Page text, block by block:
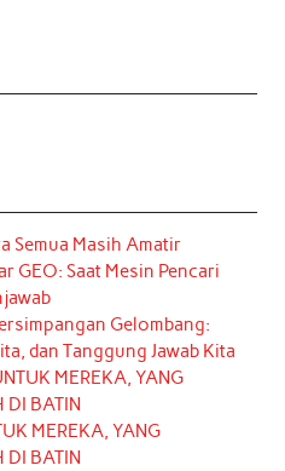
Semua Masih Amatir
GEO: Saat Mesin Pencari
Gelombang:
dan Tanggung Jawab Kita
MEREKA, YANG
DI BATIN
MEREKA, YANG
DI BATIN